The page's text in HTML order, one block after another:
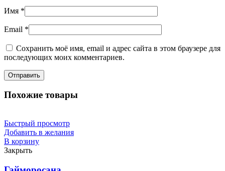
Имя *
Email *
Сохранить моё имя, email и адрес сайта в этом браузере для
последующих моих комментариев.
Похожие товары
Быстрый просмотр
Добавить в желания
В корзину
Закрыть